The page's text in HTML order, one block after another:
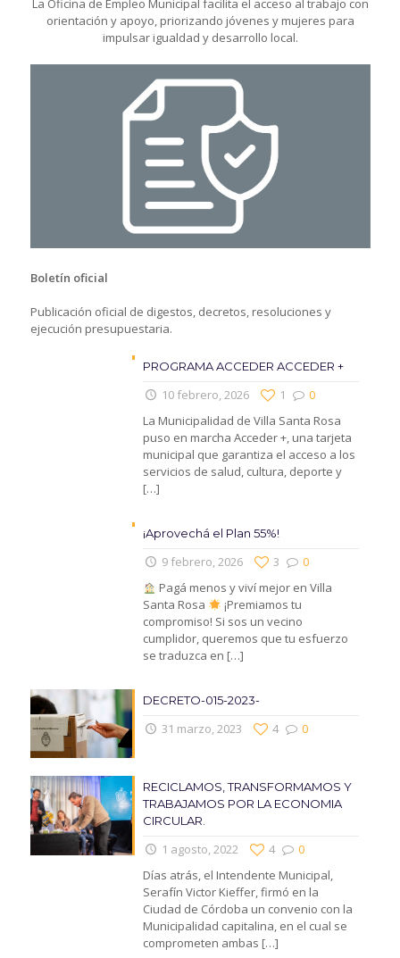
orientación y apoyo, priorizando jóvenes y mujeres para
impulsar igualdad y desarrollo local.
Boletín oficial
Publicación oficial de digestos, decretos, resoluciones y
ejecución presupuestaria.
PROGRAMA ACCEDER ACCEDER +
10 febrero, 2026 0
1
La Municipalidad de Villa Santa Rosa
puso en marcha Acceder +, una tarjeta
municipal que garantiza el acceso a los
servicios de salud, cultura, deporte y
[…]
¡Aprovechá el Plan 55%!
9 febrero, 2026 0
3
Pagá menos y viví mejor en Villa
Santa Rosa
¡Premiamos tu
compromiso! Si sos un vecino
cumplidor, queremos que tu esfuerzo
se traduzca en […]
DECRETO-015-2023-
31 marzo, 2023 0
4
RECICLAMOS, TRANSFORMAMOS Y
TRABAJAMOS POR LA ECONOMIA
CIRCULAR.
1 agosto, 2022 0
4
Días atrás, el Intendente Municipal,
Serafín Victor Kieffer, firmó en la
Ciudad de Córdoba un convenio con la
Municipalidad capitalina, en el cual se
comprometen ambas […]